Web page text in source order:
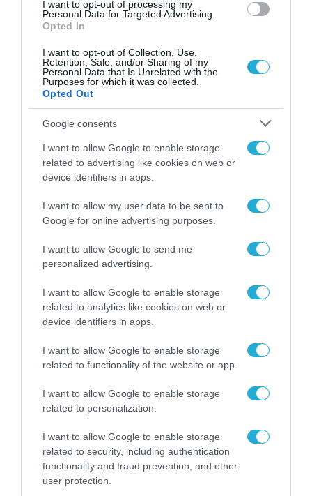
I want to opt-out of processing my
Personal Data for Targeted Advertising.
Opted In
I want to opt-out of Collection, Use,
Retention, Sale, and/or Sharing of my
Personal Data that Is Unrelated with the
Purposes for which it was collected.
Opted Out
Google consents
I want to allow Google to enable storage
related to advertising like cookies on web or
device identifiers in apps.
I want to allow my user data to be sent to
Google for online advertising purposes.
I want to allow Google to send me
personalized advertising.
I want to allow Google to enable storage
related to analytics like cookies on web or
device identifiers in apps.
I want to allow Google to enable storage
related to functionality of the website or app.
I want to allow Google to enable storage
related to personalization.
I want to allow Google to enable storage
related to security, including authentication
functionality and fraud prevention, and other
user protection.
Έρευνα Kaspersky: Οι χρήστες Mac είναι
περισσότερο εκτεθειμένοι σε
κυβερνοαπειλές, αλλά λαμβάνουν
λιγότερα μέτρα προστασίας
30.07.2026
ΤΕΧΝΟΛΟΓΙΕΣ
Agentic ERP και Ασφάλεια – Το
πραγματικό ζητούμενο δεν είναι τα
δεδομένα, αλλά η εμπιστοσύνη